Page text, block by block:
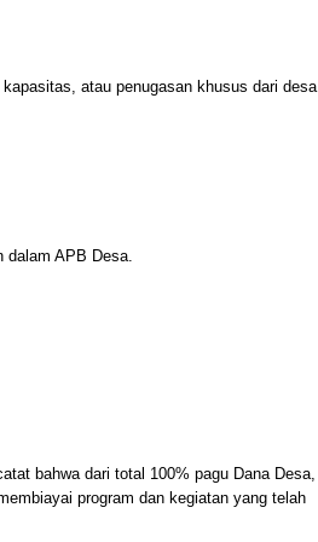
atau penugasan khusus dari desa
dalam APB Desa.
bahwa dari total 100% pagu Dana Desa,
program dan kegiatan yang telah